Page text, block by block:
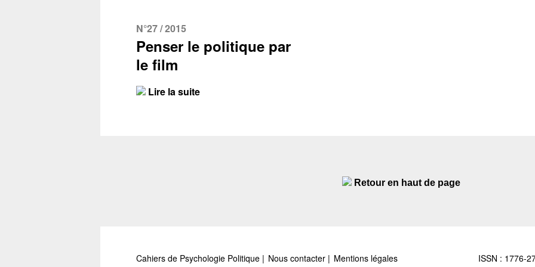
N°27 / 2015
Penser le politique par
le film
Lire la suite
Retour en haut de page
Cahiers de Psychologie Politique Nous contacter Mentions légales ISSN : 1776-